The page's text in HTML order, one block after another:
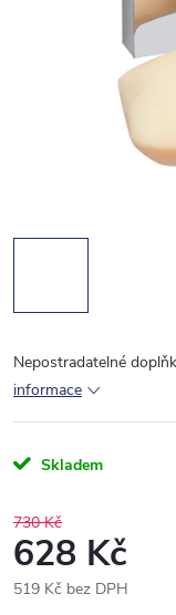
Nepostradatelné
informace
Skladem
730 Kč
628 Kč
519 Kč bez DPH